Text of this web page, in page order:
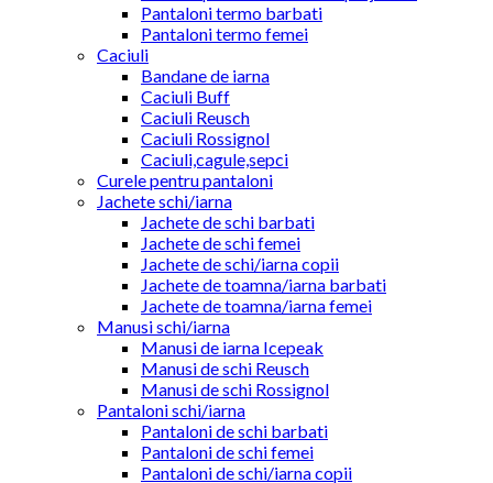
Pantaloni termo barbati
Pantaloni termo femei
Caciuli
Bandane de iarna
Caciuli Buff
Caciuli Reusch
Caciuli Rossignol
Caciuli,cagule,sepci
Curele pentru pantaloni
Jachete schi/iarna
Jachete de schi barbati
Jachete de schi femei
Jachete de schi/iarna copii
Jachete de toamna/iarna barbati
Jachete de toamna/iarna femei
Manusi schi/iarna
Manusi de iarna Icepeak
Manusi de schi Reusch
Manusi de schi Rossignol
Pantaloni schi/iarna
Pantaloni de schi barbati
Pantaloni de schi femei
Pantaloni de schi/iarna copii